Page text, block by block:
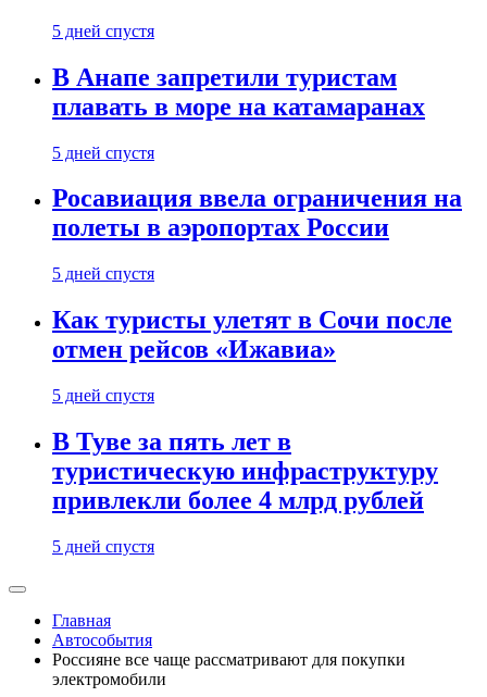
5 дней спустя
В Анапе запретили туристам
плавать в море на катамаранах
5 дней спустя
Росавиация ввела ограничения на
полеты в аэропортах России
5 дней спустя
Как туристы улетят в Сочи после
отмен рейсов «Ижавиа»
5 дней спустя
В Туве за пять лет в
туристическую инфраструктуру
привлекли более 4 млрд рублей
5 дней спустя
Главная
Автособытия
Россияне все чаще рассматривают для покупки
электромобили